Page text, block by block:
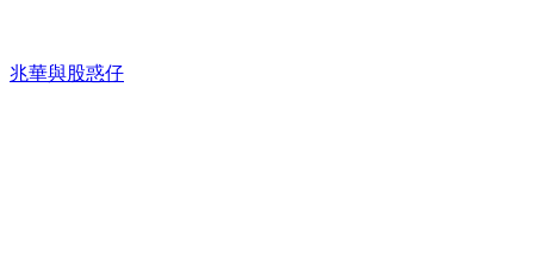
兆華與股惑仔